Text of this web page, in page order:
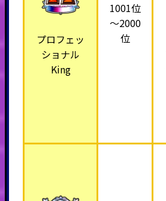
プロフェッ
ショナル
King
1001位
～2000
位